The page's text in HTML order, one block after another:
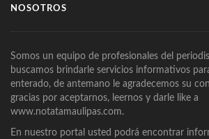
NOSOTROS
Somos un equipo de profesionales del
buscamos brindarle servicios informativos
enterado, de antemano le agradecemos su
gracias por aceptarnos, leernos y darle like a
www.notatamaulipas.com.
En nuestro portal usted podrá encontrar